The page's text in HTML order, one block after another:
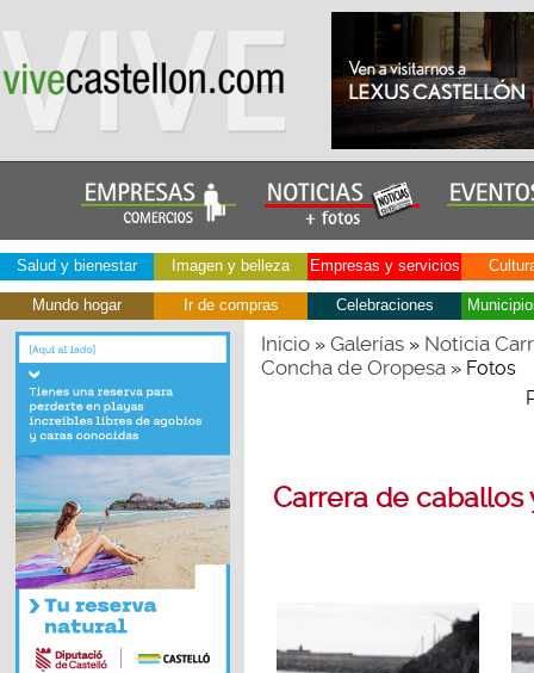
Salud y bienestar Imagen y belleza Empresas y servicios
Mundo hogar Ir de compras Celebraciones
Inicio» Galerías» Noticia
Concha de Oropesa» Fotos
Carrera de caballos